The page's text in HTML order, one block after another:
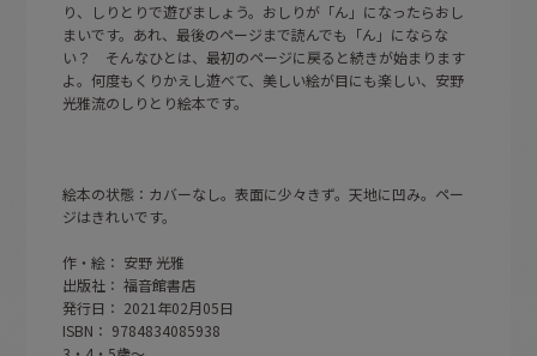
り、しりとりで遊びましょう。おしりが「ん」になったらおし
まいです。あれ、最後のページまで読んでも「ん」にならな
い？ そんなひとは、最初のページに戻ると続きが始まります
よ。何度もくりかえし遊べて、美しい絵が目にも楽しい、安野
光雅流のしりとり絵本です。
絵本の状態：カバーなし。表面に少々きず。天地に凹み。ペー
ジはきれいです。
作・絵： 安野 光雅
出版社： 福音館書店
発行日： 2021年02月05日
ISBN： 9784834085938